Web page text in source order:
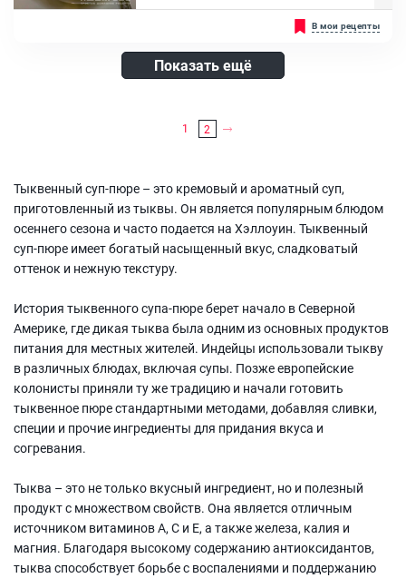
Чеснок, Сливки 10%, Мускатный орех молотый, Имбирь молотый,
Рецепт сливочного тыквенного крем-супа очень простой, вкусный
и займёт достойное место в вашем рационе. Получается он очень
ярким, вкусным и ароматным. Он непременно полностью вас
насытит и зарядит энергией, так как богат витаминами и
порадует вас сливочным, нежным вкусом. Особенно такой суп
Тыква, Картофель, Морковь, Лук репчатый, Чеснок, Сливки 10%,
В мои рецепты
Показать ещё
1 2
Тыквенный суп-пюре – это кремовый и ароматный суп,
приготовленный из тыквы. Он является популярным блюдом
осеннего сезона и часто подается на Хэллоуин. Тыквенный
суп-пюре имеет богатый насыщенный вкус, сладковатый
оттенок и нежную текстуру.
История тыквенного супа-пюре берет начало в Северной
Америке, где дикая тыква была одним из основных продуктов
питания для местных жителей. Индейцы использовали тыкву
в различных блюдах, включая супы. Позже европейские
колонисты приняли ту же традицию и начали готовить
тыквенное пюре стандартными методами, добавляя сливки,
специи и прочие ингредиенты для придания вкуса и
согревания.
Тыква – это не только вкусный ингредиент, но и полезный
продукт с множеством свойств. Она является отличным
источником витаминов A, C и E, а также железа, калия и
магния. Благодаря высокому содержанию антиоксидантов,
тыква способствует борьбе с воспалениями и поддержанию